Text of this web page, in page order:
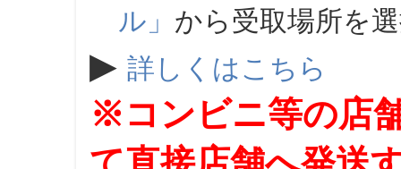
ル」 から受取場所を
▶ 詳しくはこちら
※コンビニ等の店